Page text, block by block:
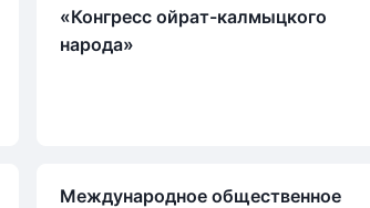
«Конгресс ойрат-калмыцкого
народа»
Международное общественное